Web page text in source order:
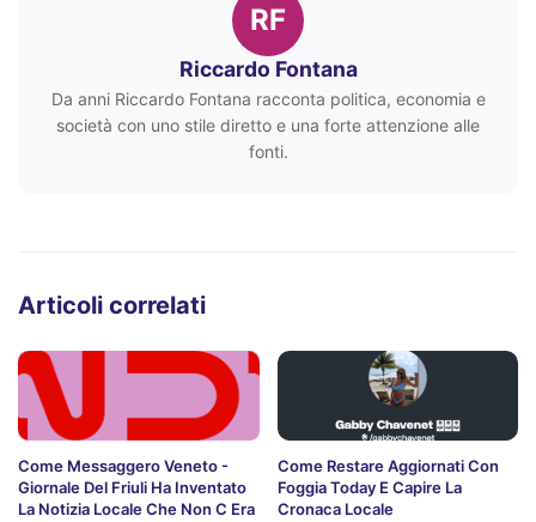
RF
Riccardo Fontana
Da anni Riccardo Fontana racconta politica, economia e
società con uno stile diretto e una forte attenzione alle
fonti.
Articoli correlati
Come Messaggero Veneto -
Giornale Del Friuli Ha Inventato
La Notizia Locale Che Non C Era
Come Restare Aggiornati Con
Foggia Today E Capire La
Cronaca Locale